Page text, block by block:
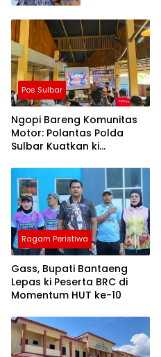
Pos Sulbar
Ngopi Bareng Komunitas
Motor: Polantas Polda
Sulbar Kuatkan ki
Keselamatan
Ragam Peristiwa
Gass, Bupati Bantaeng
Lepas ki Peserta BRC di
Momentum HUT ke-10